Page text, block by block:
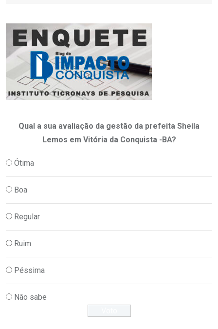
Qual a sua avaliação da gestão da prefeita Sheila
Lemos em Vitória da Conquista -BA?
Ótima
Boa
Regular
Ruim
Péssima
Não sabe